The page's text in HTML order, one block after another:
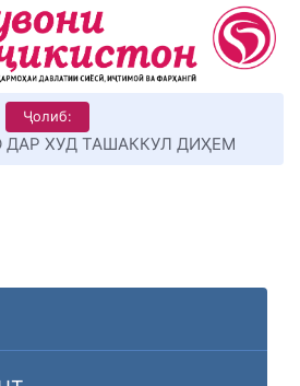
Ҷолиб:
ХУД ТАШАККУЛ ДИҲЕМ